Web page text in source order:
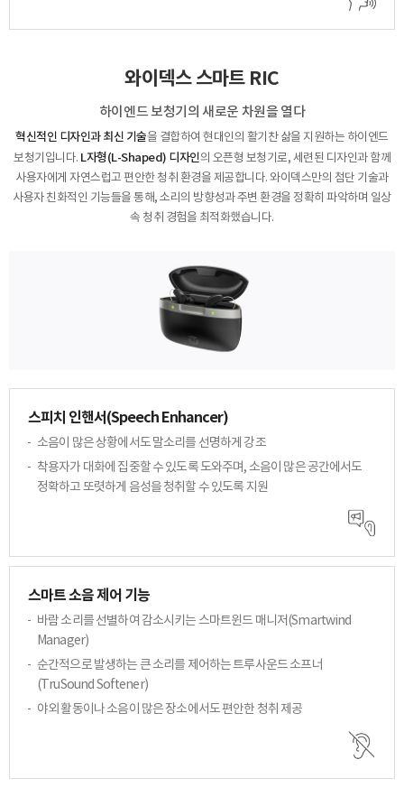
와이덱스 스마트 RIC
하이엔드 보청기의 새로운 차원을 열다
혁신적인 디자인과 최신 기술을 결합하여 현대인의 활기찬 삶을 지원하는 하이엔드
보청기입니다. L자형(L-Shaped) 디자인의 오픈형 보청기로, 세련된 디자인과 함께
사용자에게 자연스럽고 편안한 청취 환경을 제공합니다. 와이덱스만의 첨단 기술과
사용자 친화적인 기능들을 통해,소리의 방향성과 주변 환경을 정확히 파악하며 일상
속 청취 경험을 최적화했습니다.
스피치 인핸서(Speech Enhancer)
소음이 많은 상황에서도 말소리를 선명하게 강조
착용자가 대화에 집중할 수 있도록 도와주며,소음이 많은 공간에서도
정확하고 또렷하게 음성을청취할 수 있도록 지원
스마트 소음 제어 기능
바람 소리를 선별하여 감소시키는 스마트윈드 매니저(Smartwind
Manager)
순간적으로 발생하는 큰 소리를 제어하는트루사운드 소프너
(TruSound Softener)
야외 활동이나 소음이 많은 장소에서도 편안한 청취 제공
분야
내용
개인정보 수집, 이용에 동의합니다.
[자세히보기]